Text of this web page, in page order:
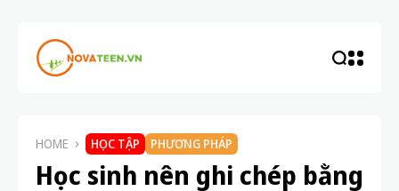
HOME HỌC TẬP PHƯƠNG PHÁP
Học sinh nên ghi chép bằng